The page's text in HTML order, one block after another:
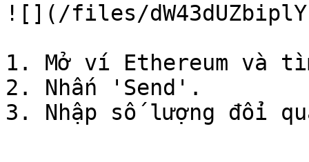
![](/files/
1. Mở ví Ethereum và
2. Nhấn 'Send'.
3. Nhập số lượng đổi